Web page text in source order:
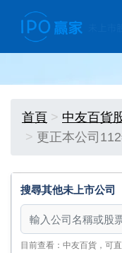
首頁 中友百貨
更正本公司
搜尋其他未上市公司
搜尋其他未上市公司
目前查看：中友百貨，可